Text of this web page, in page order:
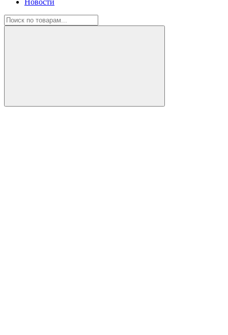
Новости